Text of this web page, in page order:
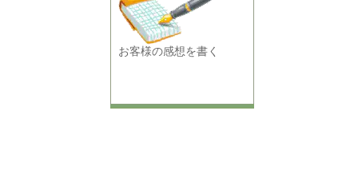
お客様の感想を書く